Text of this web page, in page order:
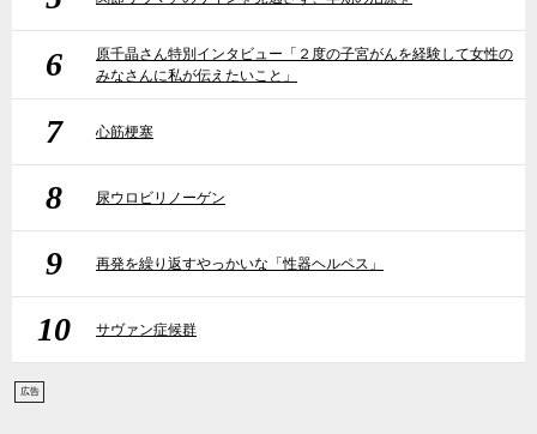
6
原千晶さん特別インタビュー「２度の子宮がんを経験して女性の
みなさんに私が伝えたいこと」
7 心筋梗塞
8 尿ウロビリノーゲン
9 再発を繰り返すやっかいな「性器ヘルペス」
10 サヴァン症候群
広告